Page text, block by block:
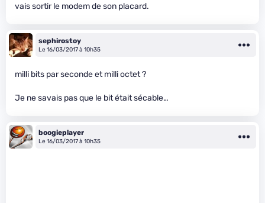
vais sortir le modem de son placard.
sephirostoy
Le 16/03/2017 à 10h35
milli bits par seconde et milli octet ?
Je ne savais pas que le bit était sécable…
boogieplayer
Le 16/03/2017 à 10h35